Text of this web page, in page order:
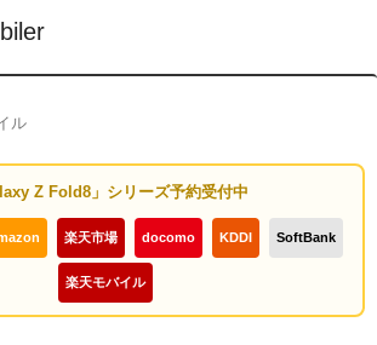
ル
Z Fold8」シリーズ予約受付中
楽天市場 docomo KDDI SoftBank
楽天モバイル